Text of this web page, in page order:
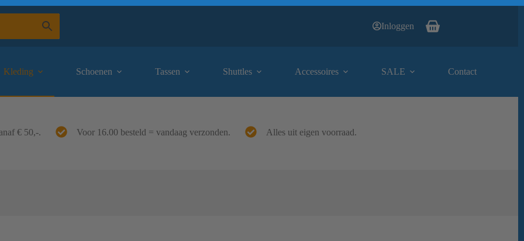
Inloggen Winkelwagen
Kleding Schoenen Tassen Shuttles Accessoires SALE Contact
€ 50,-. Voor 16.00 besteld = vandaag verzonden. Alles uit eigen voorraad.